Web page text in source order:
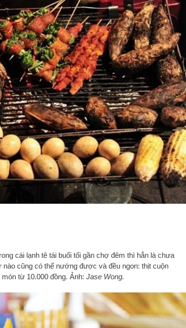
cái lạnh tê tái buổi tối gần chợ đêm thì hẳn là chưa
cũng có thể nướng được và đều ngon: thịt cuộn
từ 10.000 đồng. Ảnh: Jase Wong.